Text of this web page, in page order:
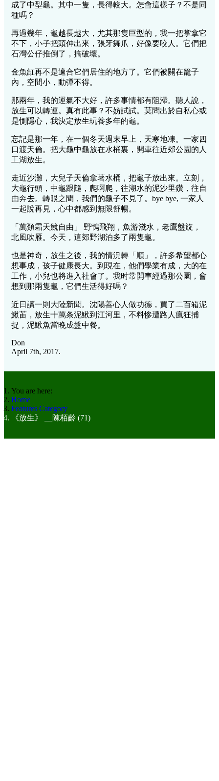
成了中型龜。其中一隻，長得較大。怎會這樣子？不是同
種嗎？
再過幾年，龜越長越大，尤其那隻巨型的，我一把掌拿它
不下，小子把頭伸出來，張牙舞爪，好像要咬人。它們把
石灣公仔推倒了，搞破壞。
金魚缸再不是適合它們居住的地方了。它們被關在籠子
內，空間小，動彈不得。
那兩年，我的運氣不大好，許多事情都有阻滯。聽人說，
放生可以轉運。真有此事？不妨試試。莫問出於自私心或
是惻隱心，我決定放生玩養多年的龜。
忘記是那一年，在一個冬天週末早上，天寒地凍。一家四
口渡天倫。把大龜中龜放在水桶裏，開車往近郊公園的人
工湖放生。
走近沙灘，大兒子天倫拿著水桶，把龜子放出來。立刻，
大龜行頭，中龜跟隨，爬啊爬，往湖水的泥沙里鑽，往自
由奔去。轉眼之間，我們的龜子不見了。bye bye, 一家人
一起說再見，心中都感到無限舒暢。
「萬類霜天競自由」 野鴨飛翔，魚游淺水，老鷹盤旋，
北風吹雁。今天，這郊野湖泊多了兩隻龜。
也是神奇，放生之後，我的情況轉「順」，許多希望都心
想事成，孩子健康長大。到現在，他們學業有成，大的在
工作，小兒也將進入社會了。我时常開車經過那公園，會
想到那兩隻龜，它們生活得好嗎？
近日讀一則大陸新聞。沈陽善心人做功德，買了二百箱泥
鰍苖，放生十萬条泥鰍到江河里，不料惨遭路人瘋狂捕
捉，泥鰍魚當晚成盤中餐。
Don
April 7th, 2017.
You are here:
Home
Features Category
《放生》 __陳栢齡 (71)